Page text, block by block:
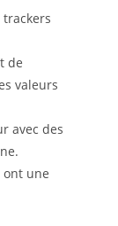
de
valeurs
avec des
ont une